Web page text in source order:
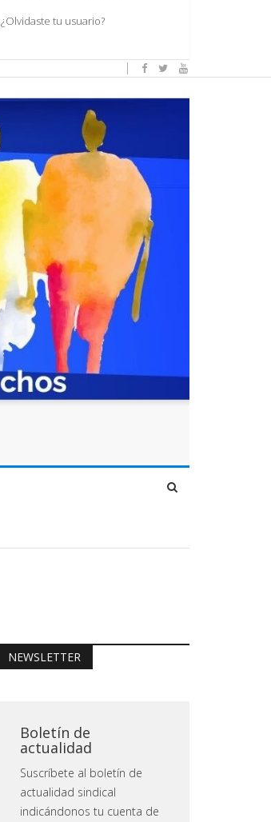
¿Olvidaste tu usuario?
NEWSLETTER
Boletín de
actualidad
Suscríbete al boletín de
actualidad sindical
indicándonos tu cuenta de